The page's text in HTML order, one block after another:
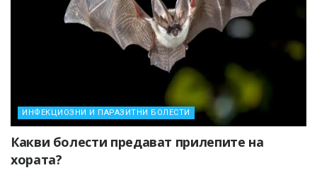
ИНФЕКЦИОЗНИ И ПАРАЗИТНИ БОЛЕСТИ
Какви болести предават прилепите на
хората?